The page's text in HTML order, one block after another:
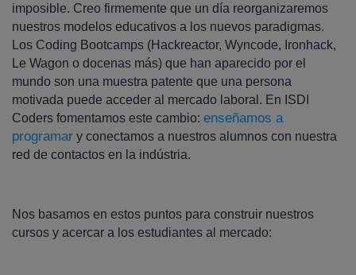
imposible. Creo firmemente que un día reorganizaremos
nuestros modelos educativos a los nuevos paradigmas.
Los Coding Bootcamps (Hackreactor, Wyncode, Ironhack,
Le Wagon o docenas más) que han aparecido por el
mundo son una muestra patente que una persona
motivada puede acceder al mercado laboral. En ISDI
Coders fomentamos este cambio: enseñamos a
programar y conectamos a nuestros alumnos con nuestra
red de contactos en la indústria.
Nos basamos en estos puntos para construir nuestros
cursos y acercar a los estudiantes al mercado: